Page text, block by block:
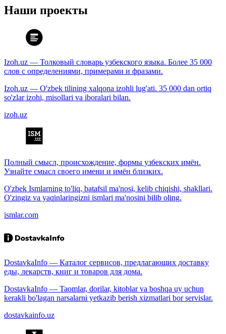
Наши проекты
Izoh.uz — Толковый словарь узбекского языка. Более 35 000
слов с определениями, примерами и фразами.
Izoh.uz — O'zbek tilining xalqona izohli lug'ati. 35 000 dan ortiq
so'zlar izohi, misollari va iboralari bilan.
izoh.uz
Полный смысл, происхождение, формы узбекских имён.
Узнайте смысл своего имени и имён близких.
O'zbek Ismlarning to'liq, batafsil ma'nosi, kelib chiqishi, shakllari.
O'zingiz va yaqinlaringizni ismlari ma'nosini bilib oling.
ismlar.com
DostavkaInfo — Каталог сервисов, предлагающих доставку
еды, лекарств, книг и товаров для дома.
DostavkaInfo — Taomlar, dorilar, kitoblar va boshqa uy uchun
kerakli bo'lagan narsalarni yetkazib berish xizmatlari bor servislar.
dostavkainfo.uz